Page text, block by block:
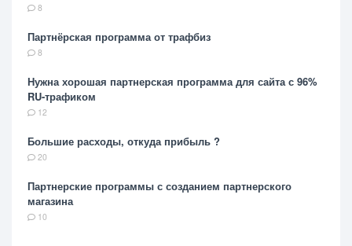
8
Партнёрская программа от трафбиз
8
Нужна хорошая партнерская программа для сайта с 96%
RU-трафиком
12
Большие расходы, откуда прибыль ?
20
Партнерские программы с созданием партнерского
магазина
10